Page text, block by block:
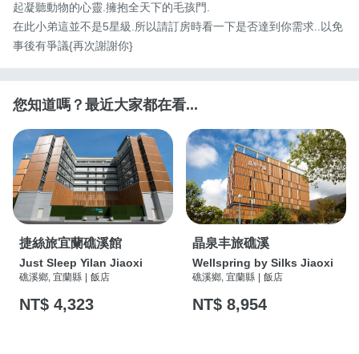
起凝聽動物的心靈.擁抱全天下的毛孩門.
在此小弟這並不是5星級.所以請訂房時看一下是否達到你需求..以免
事後有爭議{再次謝謝你}
您知道嗎？最近大家都在看...
捷絲旅宜蘭礁溪館
Just Sleep Yilan Jiaoxi
礁溪鄉, 宜蘭縣 飯店
NT$ 4,323
晶泉丰旅礁溪
Wellspring by Silks Jiaoxi
礁溪鄉, 宜蘭縣 飯店
NT$ 8,954